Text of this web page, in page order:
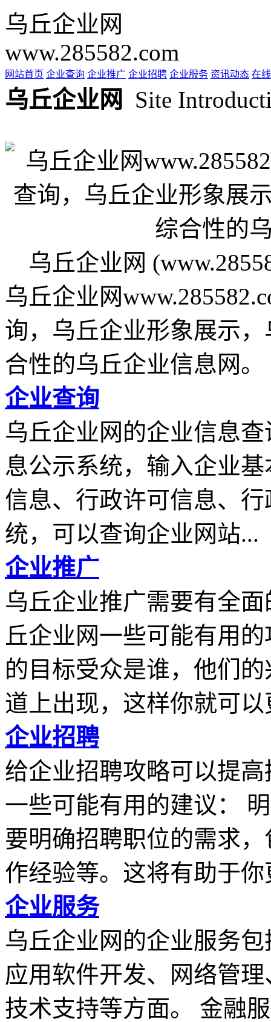
乌丘企业网
www.285582.com
网站首页 企业查询 企业推广 企业招聘 企业服务 资讯动态 在
乌丘企业网 Site
乌丘企业网
乌丘企业网
询，乌丘企业形象展示
合性的乌丘企业信息网。
企业查询
乌丘企业网的企业信息
息公示系统，输入企业
信息、行政许可信息、
统，可以查询企业网站...
企业推广
乌丘企业推广需要有全
丘企业网一些可能有用
的目标受众是谁，他们
道上出现，这样你就可以
企业招聘
给企业招聘攻略可以提
一些可能有用的建议：
要明确招聘职位的需求
作经验等。这将有助于你
企业服务
乌丘企业网的企业服务
应用软件开发、网络管
技术支持等方面。 金融